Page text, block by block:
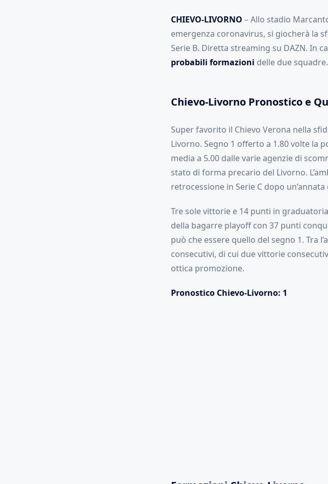
CHIEVO-LIVORNO – Allo stadio
emergenza coronavirus, si giocherà la
Serie B. Diretta streaming su DAZN. In
probabili formazioni delle due squadre.
Chievo-Livorno Pronostico e
Super favorito il Chievo Verona nella
Livorno. Segno 1 offerto a 1.80 volte la
media a 5.00 dalle varie agenzie di
stato di forma precario del Livorno.
retrocessione in Serie C dopo
Tre sole vittorie e 14 punti in
della bagarre playoff con 37 punti
può che essere quello del segno 1. Tra
consecutivi, di cui due vittorie
ottica promozione.
Pronostico Chievo-Livorno: 1